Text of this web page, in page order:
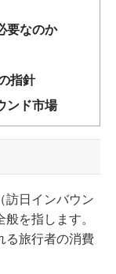
要なのか
指針
ンド市場
訪日インバウン
を指します。
る旅行者の消費